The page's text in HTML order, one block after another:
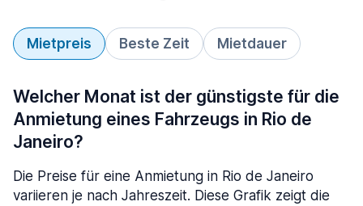
Mietpreis Beste Zeit Mietdauer
Welcher Monat ist der günstigste für die
Anmietung eines Fahrzeugs in Rio de
Janeiro?
Die Preise für eine Anmietung in Rio de Janeiro
variieren je nach Jahreszeit. Diese Grafik zeigt die